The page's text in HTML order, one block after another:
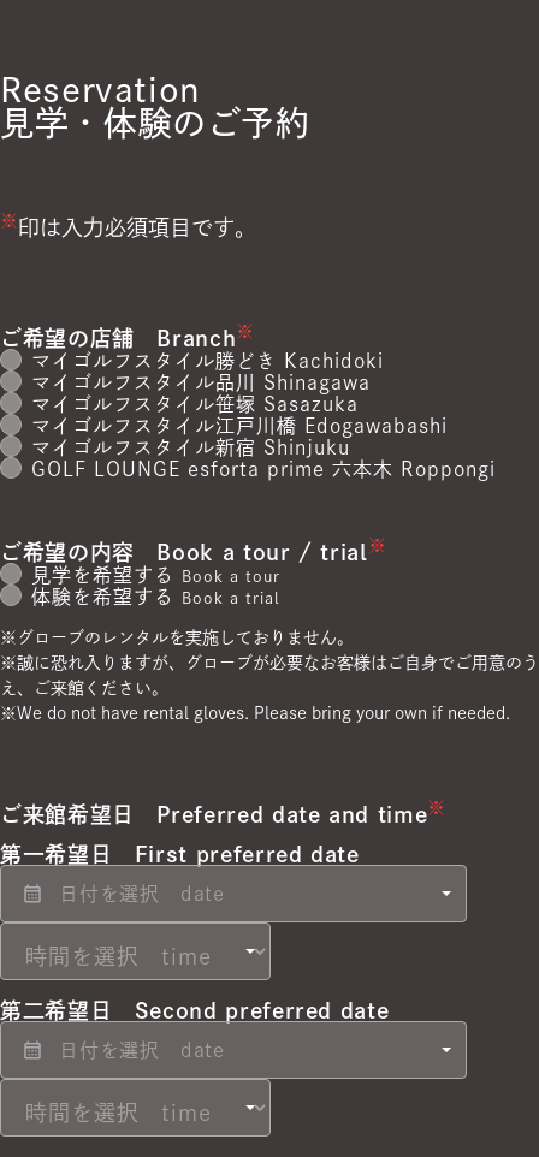
Reservation
見学・体験のご予約
※ 印は入力必須項目です。
ご希望の店舗 Branch ※
マイゴルフスタイル勝どき Kachidoki
マイゴルフスタイル品川 Shinagawa
マイゴルフスタイル笹塚 Sasazuka
マイゴルフスタイル江戸川橋 Edogawabashi
マイゴルフスタイル新宿 Shinjuku
GOLF LOUNGE esforta prime 六本木 Roppongi
ご希望の内容 Book a tour / trial ※
見学を希望する Book a tour
体験を希望する Book a trial
※グローブのレンタルを実施しておりません。
※誠に恐れ入りますが、グローブが必要なお客様はご自身でご用意のう
え、ご来館ください。
※We do not have rental gloves. Please bring your own if needed.
ご来館希望日 Preferred date and time※
第一希望日 First preferred date
第二希望日 Second preferred date